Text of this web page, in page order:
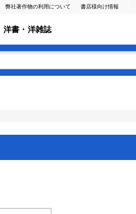
弊社著作物の利用について 書店様向け情報
洋書・洋雑誌